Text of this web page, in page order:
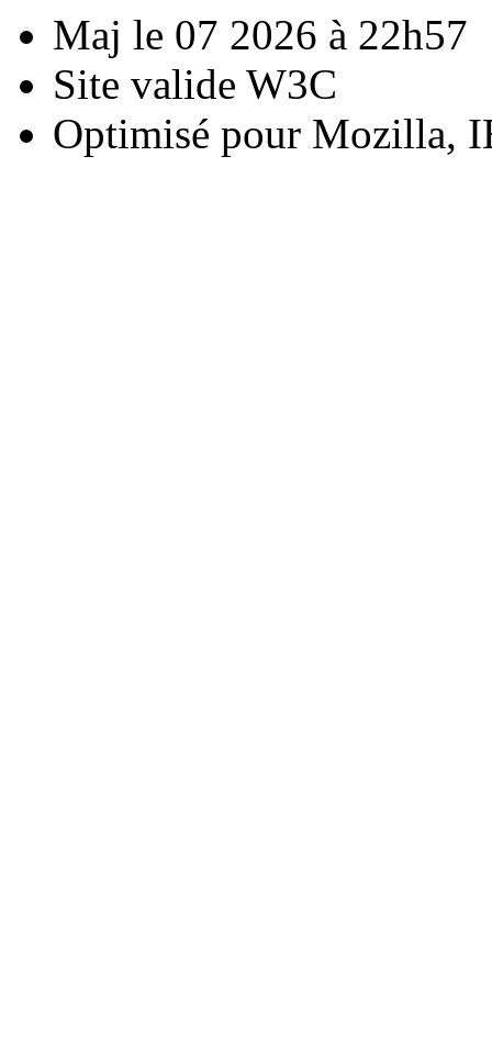
Maj le 07 2026 à 22h57
Site valide W3C
Optimisé pour Mozilla,